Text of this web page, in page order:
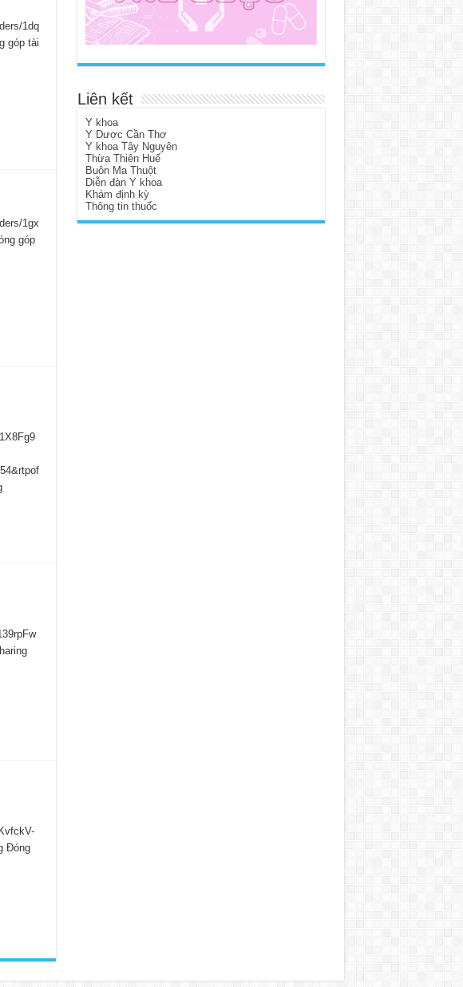
1dq
góp tài
1gx
góp
Đóng
Liên kết
Y khoa
Y Dược Cần Thơ
Y khoa Tây Nguyên
Thừa Thiên Huế
Buôn Ma Thuột
Diễn đàn Y khoa
Khám định kỳ
Thông tin thuốc